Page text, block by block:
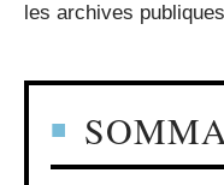
les archives